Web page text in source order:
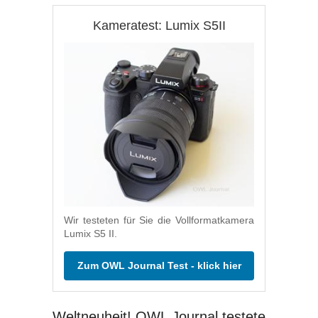
Kameratest: Lumix S5II
Wir testeten für Sie die Vollformatkamera
Lumix S5 II.
Zum OWL Journal Test - klick hier